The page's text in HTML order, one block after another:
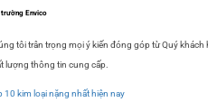
Envico
tôi trân trọng mọi ý kiến đóng góp từ Quý
lượng thông tin cung cấp.
10 kim loại nặng nhất hiện nay